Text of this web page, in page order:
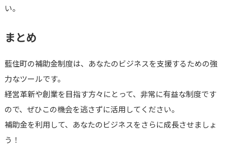
い。
まとめ
藍住町の補助金制度は、あなたのビジネスを支援するための強
力なツールです。
経営革新や創業を目指す方々にとって、非常に有益な制度です
ので、ぜひこの機会を逃さずに活用してください。
補助金を利用して、あなたのビジネスをさらに成長させましょ
う！